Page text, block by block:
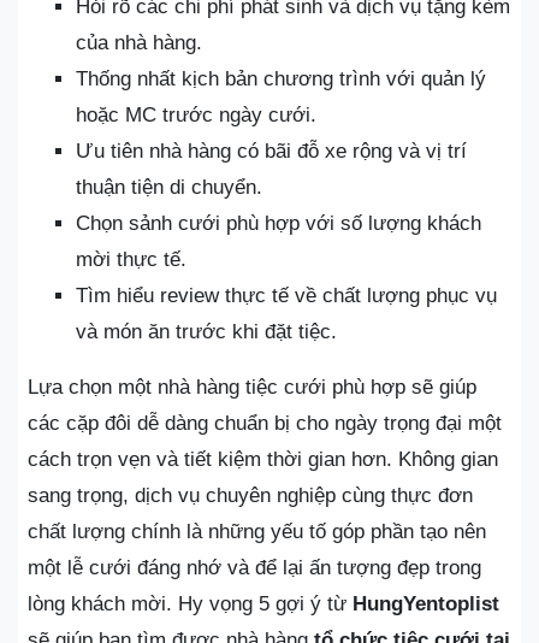
Hỏi rõ các chi phí phát sinh và dịch vụ tặng kèm
của nhà hàng.
Thống nhất kịch bản chương trình với quản lý
hoặc MC trước ngày cưới.
Ưu tiên nhà hàng có bãi đỗ xe rộng và vị trí
thuận tiện di chuyển.
Chọn sảnh cưới phù hợp với số lượng khách
mời thực tế.
Tìm hiểu review thực tế về chất lượng phục vụ
và món ăn trước khi đặt tiệc.
Lựa chọn một nhà hàng tiệc cưới phù hợp sẽ giúp
các cặp đôi dễ dàng chuẩn bị cho ngày trọng đại một
cách trọn vẹn và tiết kiệm thời gian hơn. Không gian
sang trọng, dịch vụ chuyên nghiệp cùng thực đơn
chất lượng chính là những yếu tố góp phần tạo nên
một lễ cưới đáng nhớ và để lại ấn tượng đẹp trong
lòng khách mời. Hy vọng 5 gợi ý từ HungYentoplist